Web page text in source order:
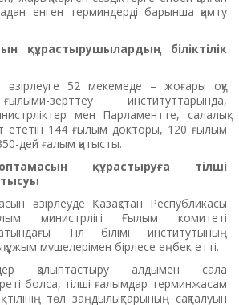
енген терминдерді барынша қамту
құрастырушылардың біліктілік
әзірлеуге 52 мекемеде – жоғары оқу
зерттеу институттарында,
мен Парламентте, салалық
ететін 144 ғылым докторы, 120 ғылым
дей ғалым қатысты.
құрастыруға тілші
әзірлеуде Қазақстан Республикасы
министрлігі Ғылым комитеті
Тіл білімі институтының
ұжым мүшелерімен бірлесе еңбек етті.
қалыптастыру алдымен сала
болса, тілші ғалым­дар терминжасам
тілінің төл заңдылықтарының сақталуын